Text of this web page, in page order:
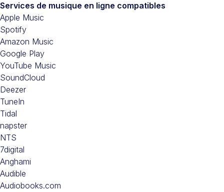
Services de musique en ligne compatibles
Apple Music
Spotify
Amazon Music
Google Play
YouTube Music
SoundCloud
Deezer
TuneIn
Tidal
napster
NTS
7digital
Anghami
Audible
Audiobooks.com